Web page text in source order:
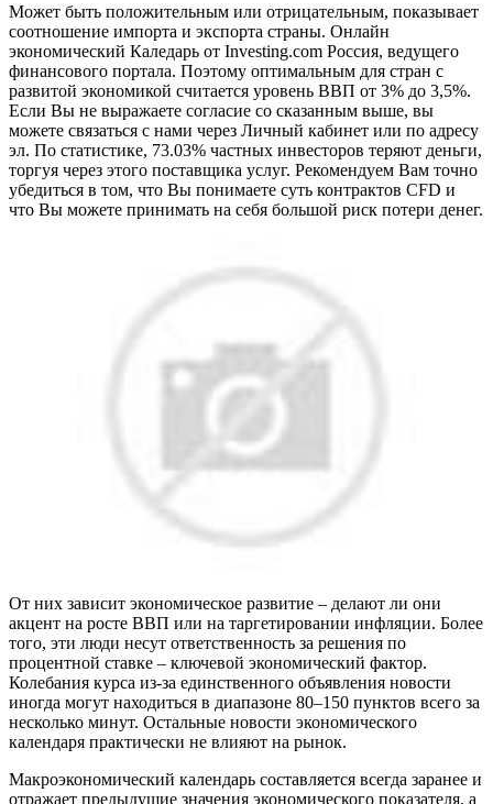
Может быть положительным или отрицательным, показывает
соотношение импорта и экспорта страны. Онлайн
экономический Каледарь от Investing.com Россия, ведущего
финансового портала. Поэтому оптимальным для стран с
развитой экономикой считается уровень ВВП от 3% до 3,5%.
Если Вы не выражаете согласие со сказанным выше, вы
можете связаться с нами через Личный кабинет или по адресу
эл. По статистике, 73.03% частных инвесторов теряют деньги,
торгуя через этого поставщика услуг. Рекомендуем Вам точно
убедиться в том, что Вы понимаете суть контрактов CFD и
что Вы можете принимать на себя большой риск потери денег.
От них зависит экономическое развитие – делают ли они
акцент на росте ВВП или на таргетировании инфляции. Более
того, эти люди несут ответственность за решения по
процентной ставке – ключевой экономический фактор.
Колебания курса из-за единственного объявления новости
иногда могут находиться в диапазоне 80–150 пунктов всего за
несколько минут. Остальные новости экономического
календаря практически не влияют на рынок.
Макроэкономический календарь составляется всегда заранее и
отражает предыдущие значения экономического показателя, а